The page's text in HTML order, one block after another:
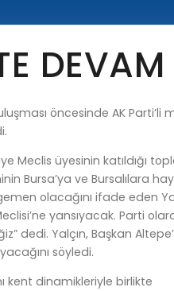
DEVAM
öncesinde AK Parti’li
Meclis üyesinin katıldığı
Bursa’ya ve Bursalılara
olacağını ifade eden
yansıyacak. Parti
dedi. Yalçın, Başkan
söyledi.
kent dinamikleriyle birlikte